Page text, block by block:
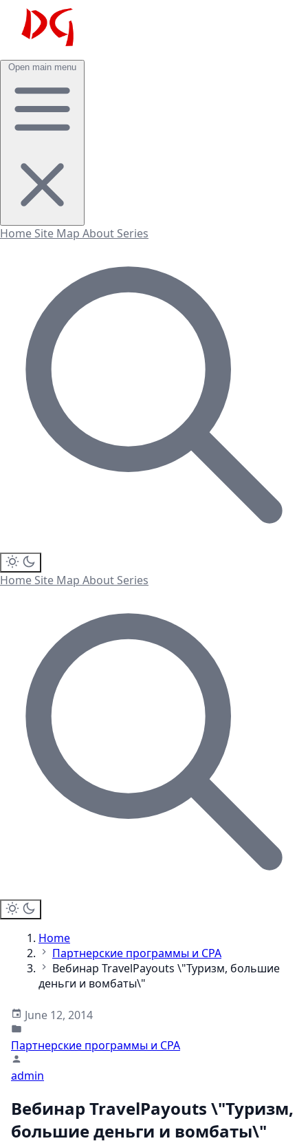
Open main menu
Home Site Map About Series
Home Site Map About Series
Home
Партнерские программы и CPA
Вебинар TravelPayouts \"Туризм, большие
деньги и вомбаты\"
June 12, 2014
Партнерские программы и CPA
admin
Вебинар TravelPayouts \"Туризм,
большие деньги и вомбаты\"